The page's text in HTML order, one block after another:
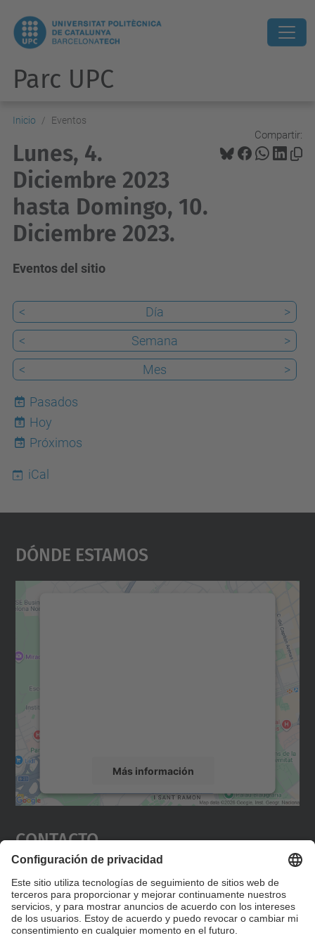
Parc UPC
Inicio Eventos
Compartir:
Lunes, 4.
Diciembre 2023
hasta Domingo, 10.
Diciembre 2023.
Eventos del sitio
< Día
>
<
Semana
>
<
Mes >
Pasados
8
Hoy
Próximos
iCal
Dónde Estamos
Más información
Aceptar
powered by
Contacto
Editad en la página "Contacto personalizado", que
encontraréis en la raíz de español, vuestros datos
personalizados de contacto.
Formulario de contacto